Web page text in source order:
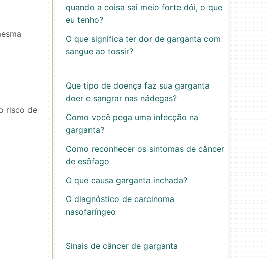
risco de
quando a coisa sai meio forte dói, o que
eu tenho?
O que significa ter dor de garganta com
sangue ao tossir?
Que tipo de doença faz sua garganta
doer e sangrar nas nádegas?
Como você pega uma infecção na
garganta?
Como reconhecer os sintomas de câncer
de esôfago
O que causa garganta inchada?
O diagnóstico de carcinoma
nasofaríngeo
Sinais de câncer de garganta